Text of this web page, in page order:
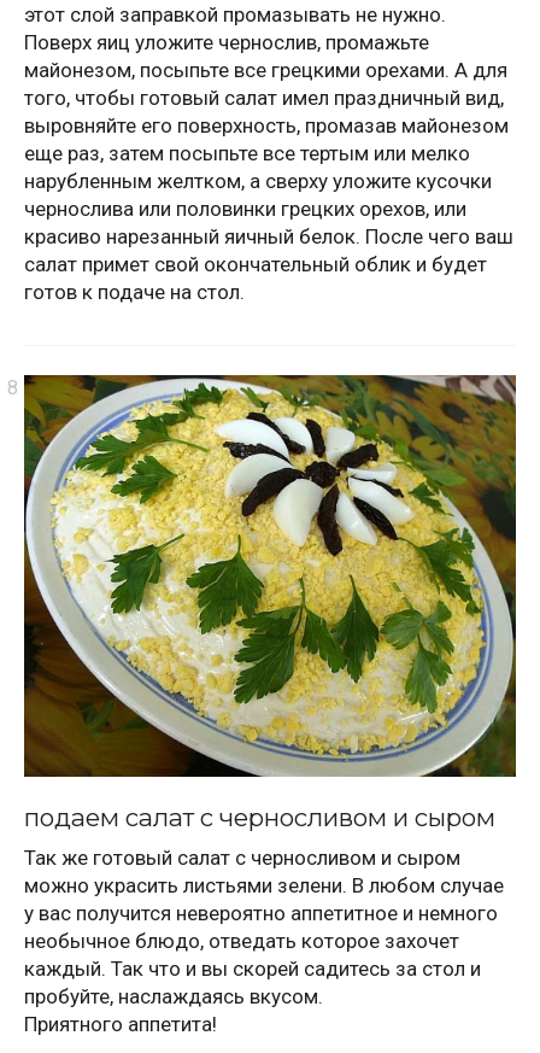
этот слой заправкой промазывать не нужно.
Поверх яиц уложите чернослив, промажьте
майонезом, посыпьте все грецкими орехами. А для
того, чтобы готовый салат имел праздничный вид,
выровняйте его поверхность, промазав майонезом
еще раз, затем посыпьте все тертым или мелко
нарубленным желтком, а сверху уложите кусочки
чернослива или половинки грецких орехов, или
красиво нарезанный яичный белок. После чего ваш
салат примет свой окончательный облик и будет
готов к подаче на стол.
подаем салат с черносливом и сыром
Так же готовый салат с черносливом и сыром
можно украсить листьями зелени. В любом случае
у вас получится невероятно аппетитное и немного
необычное блюдо, отведать которое захочет
каждый. Так что и вы скорей садитесь за стол и
пробуйте, наслаждаясь вкусом.
Приятного аппетита!